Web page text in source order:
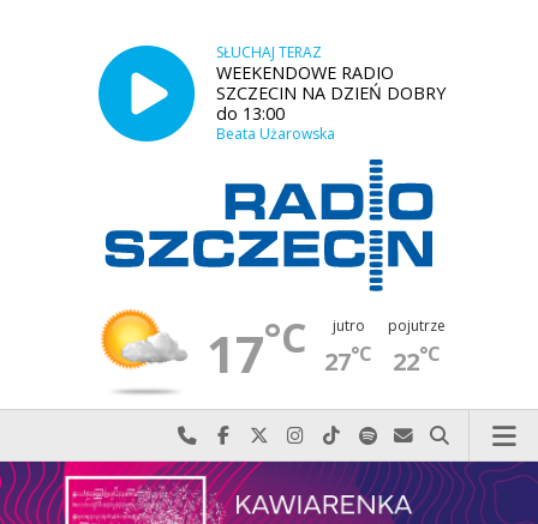
SŁUCHAJ TERAZ
WEEKENDOWE RADIO
SZCZECIN NA DZIEŃ DOBRY
do 13:00
Beata Użarowska
17°C jutro
27°C
pojutrze
22°C
Najlepiej po prostu do nas zadzwoń
Odwiedź nas na Facebook-u
Odwiedź nas na X
Odwiedź nas na Instagram-ie
Odwiedź nas na TikTok-u
Szukaj nas na Spotify
Wyślij do nas
Szukaj